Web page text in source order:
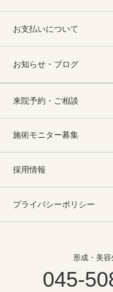
お支払いについて
お知らせ・ブログ
来院予約・ご相談
施術モニター募集
採用情報
プライバシーポリシー
形成・美容
045-